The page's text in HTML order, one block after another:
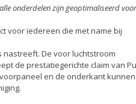
onderdelen zijn geoptimaliseerd voor
voor iedereen die met name bij
De voor luchtstroom
de prestatiegerichte claim van
en de onderkant kunnen